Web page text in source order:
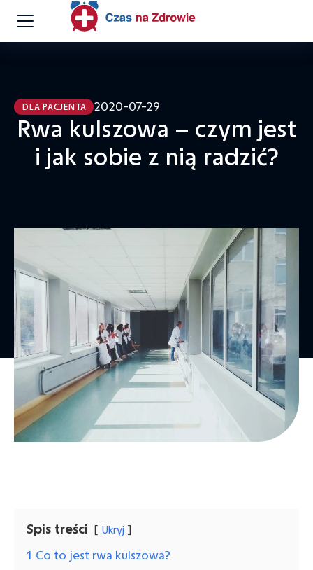
DLA PACJENTA 2020-07-29
Rwa kulszowa – czym jest
i jak sobie z nią radzić?
Spis treści Ukryj
1 Co to jest rwa kulszowa?